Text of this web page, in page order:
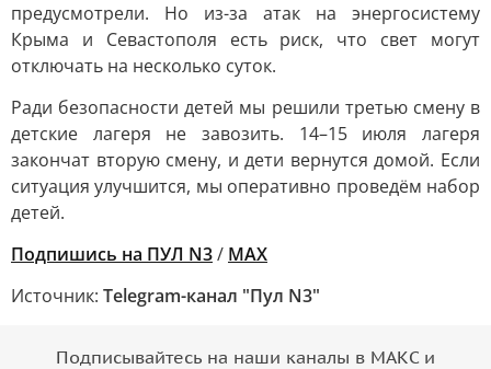
предусмотрели. Но из-за атак на энергосистему
Крыма и Севастополя есть риск, что свет могут
отключать на несколько суток.
Ради безопасности детей мы решили третью смену в
детские лагеря не завозить. 14–15 июля лагеря
закончат вторую смену, и дети вернутся домой. Если
ситуация улучшится, мы оперативно проведём набор
детей.
Подпишись на ПУЛ N3/ MAX
Источник: Telegram-канал "Пул N3"
Подписывайтесь на наши каналы в МАКС и